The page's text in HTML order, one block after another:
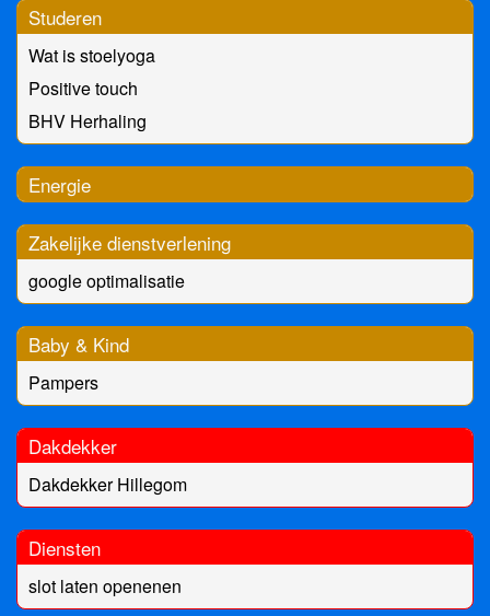
Studeren
Wat is stoelyoga
Positive touch
BHV Herhaling
Energie
Zakelijke dienstverlening
google optimalisatie
Baby & Kind
Pampers
Dakdekker
Dakdekker Hillegom
Diensten
slot laten openenen